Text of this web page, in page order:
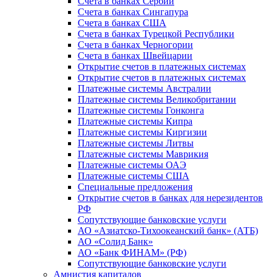
Счета в банках Сингапура
Счета в банках США
Счета в банках Турецкой Республики
Счета в банках Черногории
Счета в банках Швейцарии
Открытие счетов в платежных системах
Открытие счетов в платежных системах
Платежные системы Австралии
Платежные системы Великобритании
Платежные системы Гонконга
Платежные системы Кипра
Платежные системы Киргизии
Платежные системы Литвы
Платежные системы Маврикия
Платежные системы ОАЭ
Платежные системы США
Специальные предложения
Открытие счетов в банках для нерезидентов
РФ
Сопутствующие банковские услуги
АО «Азиатско-Тихоокеанский банк» (АТБ)
АО «Солид Банк»
АО «Банк ФИНАМ» (РФ)
Сопутствующие банковские услуги
Амнистия капиталов